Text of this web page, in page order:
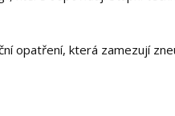
opatření, která zamezují